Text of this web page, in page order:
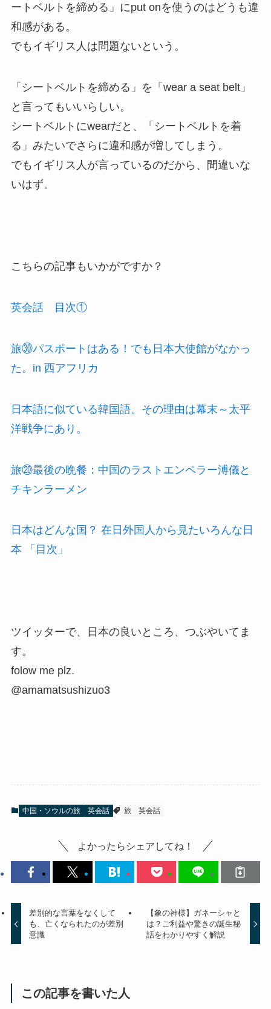
ートベルトを締める」にput onを使うのはどうも違
和感がある。
でもイギリス人は問題ないという。
「シートベルトを締める」を「wear a seat belt」
と言ってもいいらしい。
シートベルトにwearだと、「シートベルトを着
る」みたいでさらに違和感が増してしまう。
でもイギリス人が言っているのだから、間違いな
いはず。
こちらの記事もいかがですか？
英会話 目次①
旅㉚パスポートはある！でも日本大使館がなかっ
た。in 西アフリカ
日本語に似ている韓国語。その理由は幕末～太平
洋戦争にあり。
旅⑳最後の晩餐：中国のラストエンペラー溥儀と
チキンラーメン
日本はどんな国？ 在日外国人から見たいろんな日
本 「目次」
ツイッターで、日本の良いところ、つぶやいてま
す。
folow me plz.
@amamatsushizuo3
中国・ソウルの旅 英会話 旅 英会話
よかったらシェアしてね！
差別的な言葉をなくして
も、亡くなられたのが差別
意識
【象の神様】ガネーシャと
は？ご利益や驚きの誕生秘
話をわかりやすく解説
この記事を書いた人